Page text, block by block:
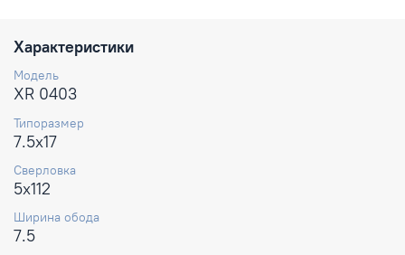
Характеристики
Модель
XR 0403
Типоразмер
7.5x17
Сверловка
5x112
Ширина обода
7.5